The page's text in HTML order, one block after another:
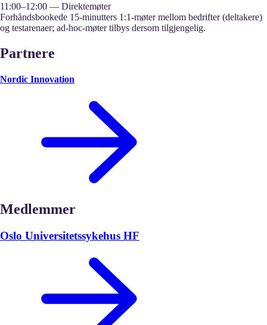
11:00–12:00 — Direktemøter
Forhåndsbookede 15‑minutters 1:1‑møter mellom bedrifter (deltakere)
og testarenaer; ad‑hoc‑møter tilbys dersom tilgjengelig.
Partnere
Nordic Innovation
Medlemmer
Oslo Universitetssykehus HF